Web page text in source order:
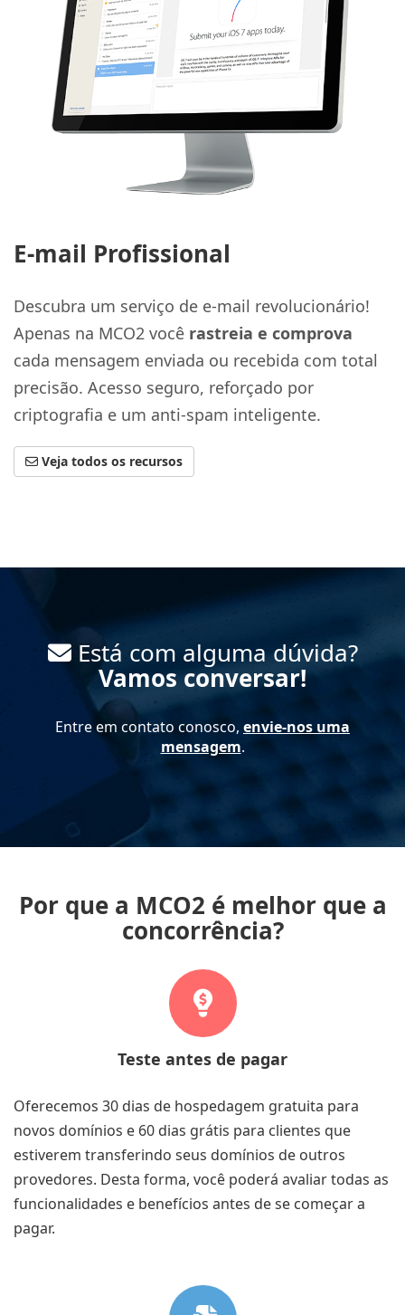
E-mail Profissional
Descubra um serviço de e-mail revolucionário!
Apenas na MCO2 você rastreia e comprova
cada mensagem enviada ou recebida com total
precisão. Acesso seguro, reforçado por
criptografia e um anti-spam inteligente.
Veja todos os recursos
Está com alguma dúvida?
Vamos conversar!
Entre em contato conosco, envie-nos uma
mensagem.
Por que a MCO2 é melhor que a
concorrência?
Teste antes de pagar
Oferecemos 30 dias de hospedagem gratuita para
novos domínios e 60 dias grátis para clientes que
estiverem transferindo seus domínios de outros
provedores. Desta forma, você poderá avaliar todas as
funcionalidades e benefícios antes de se começar a
pagar.